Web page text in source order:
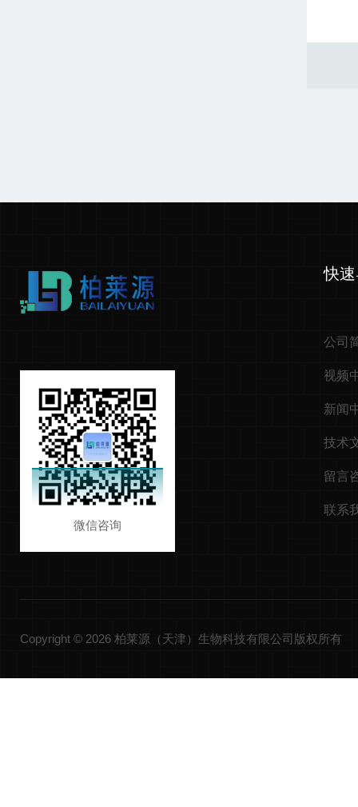
微信咨询
快
公司
视频
新闻
技术
留言
联系
Copyright © 2026 柏莱源（天津）生物科技有限公司版权所有